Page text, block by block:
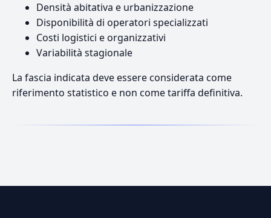
Densità abitativa e urbanizzazione
Disponibilità di operatori specializzati
Costi logistici e organizzativi
Variabilità stagionale
La fascia indicata deve essere considerata come
riferimento statistico e non come tariffa definitiva.